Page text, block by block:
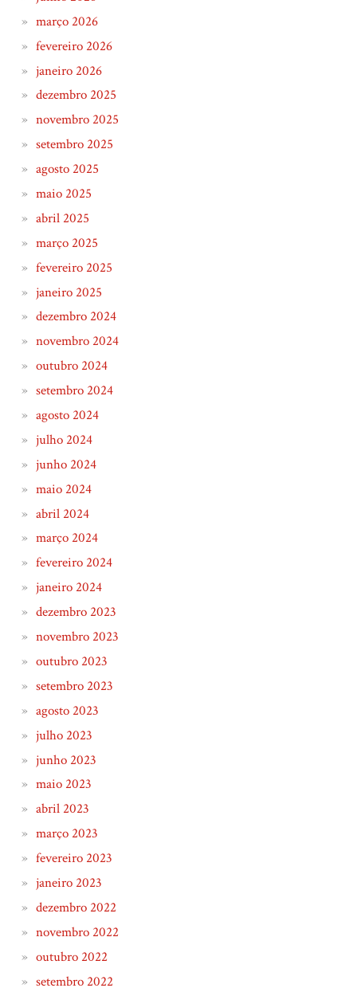
março 2026
fevereiro 2026
janeiro 2026
dezembro 2025
novembro 2025
setembro 2025
agosto 2025
maio 2025
abril 2025
março 2025
fevereiro 2025
janeiro 2025
dezembro 2024
novembro 2024
outubro 2024
setembro 2024
agosto 2024
julho 2024
junho 2024
maio 2024
abril 2024
março 2024
fevereiro 2024
janeiro 2024
dezembro 2023
novembro 2023
outubro 2023
setembro 2023
agosto 2023
julho 2023
junho 2023
maio 2023
abril 2023
março 2023
fevereiro 2023
janeiro 2023
dezembro 2022
novembro 2022
outubro 2022
setembro 2022